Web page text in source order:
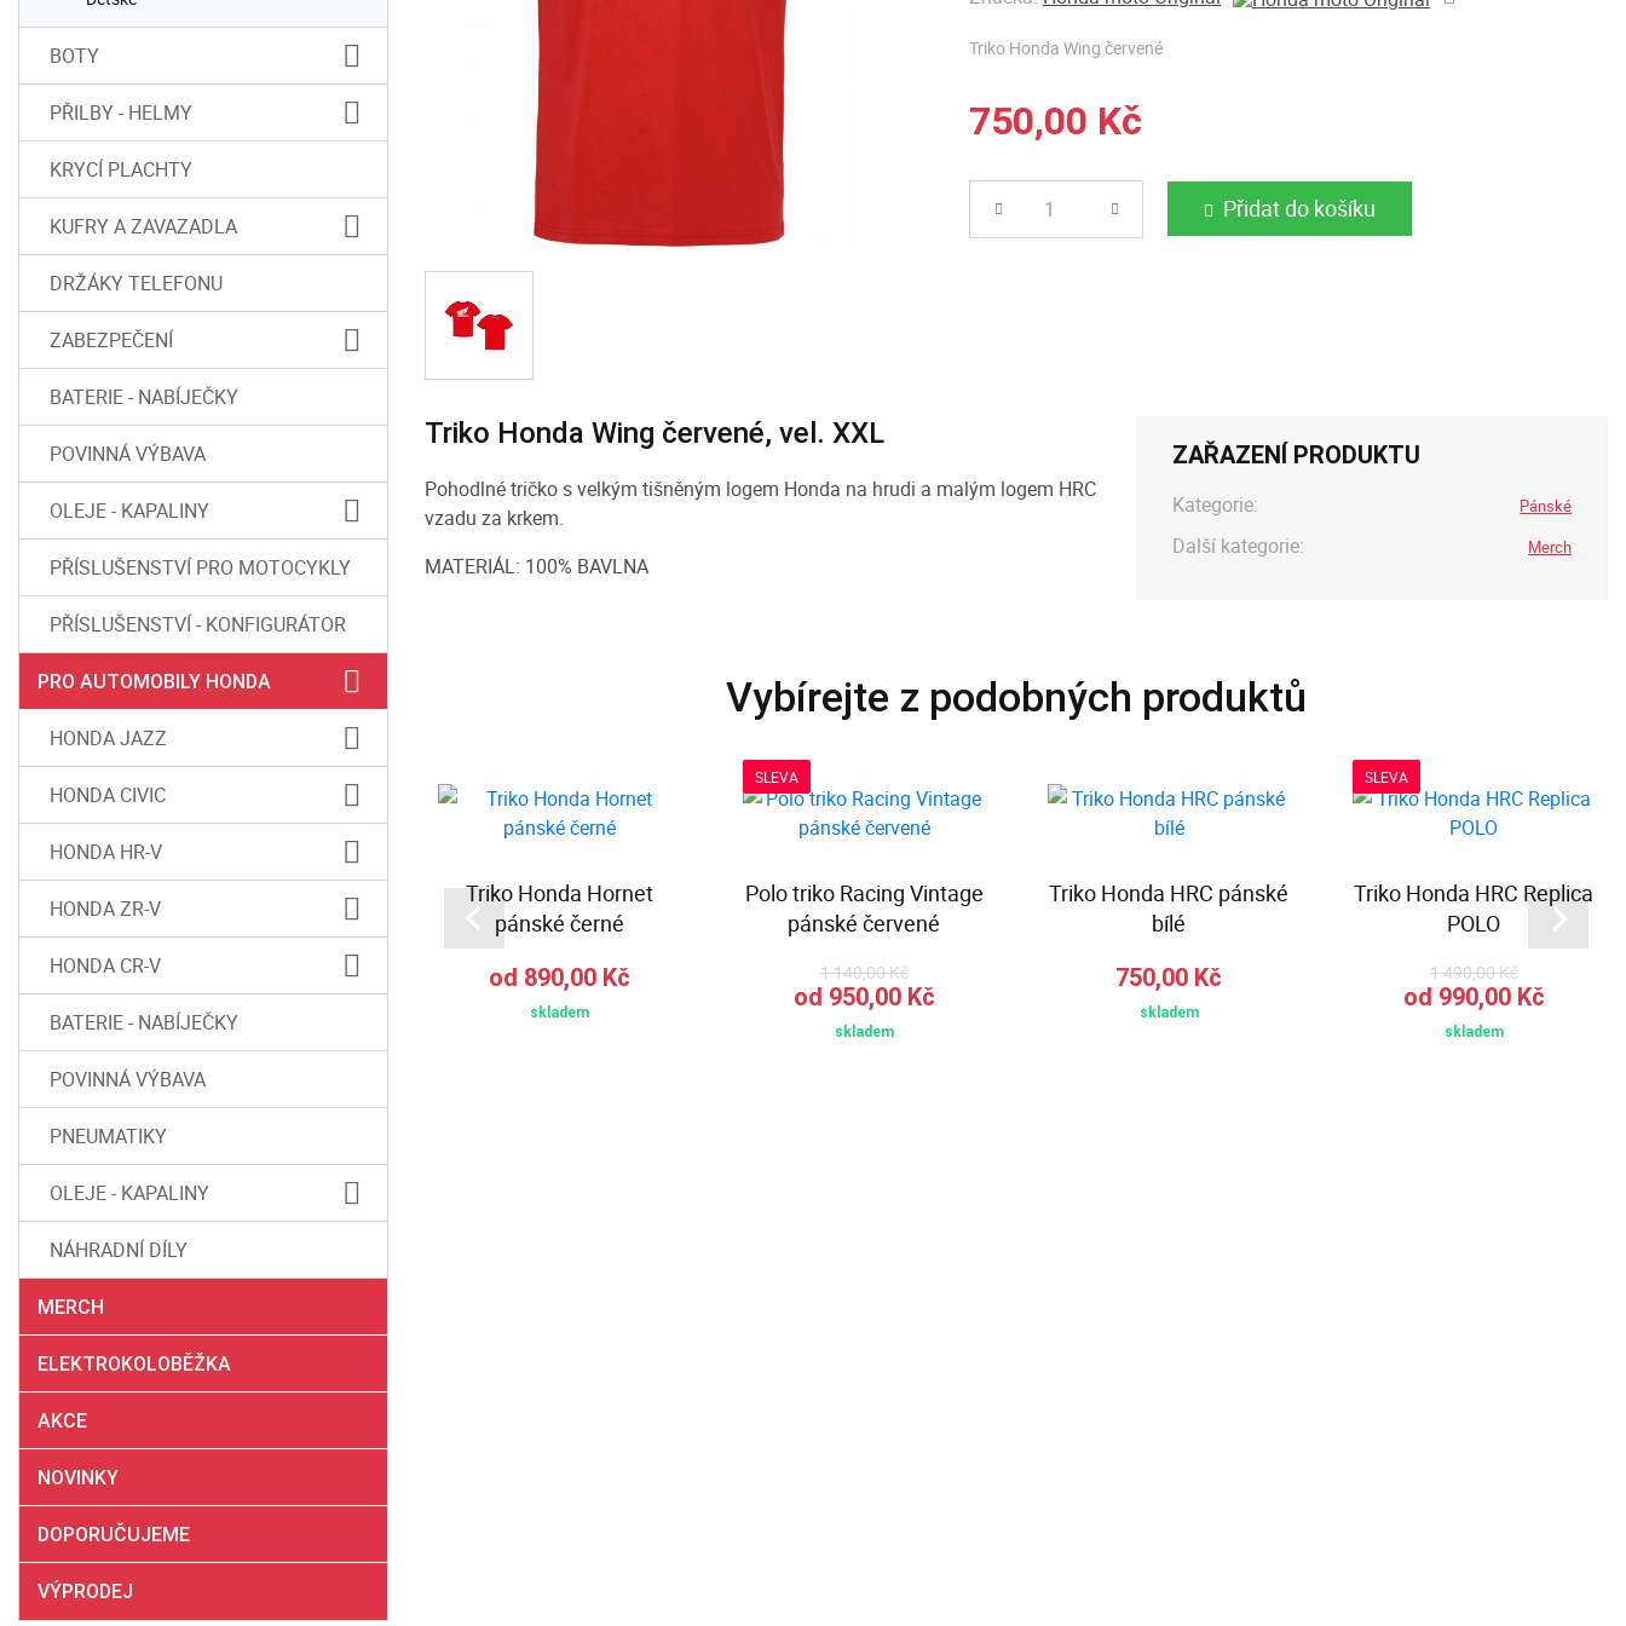
BOTY
PŘILBY - HELMY
KRYCÍ PLACHTY
KUFRY A ZAVAZADLA
DRŽÁKY TELEFONU
ZABEZPEČENÍ
BATERIE - NABÍJEČKY
POVINNÁ VÝBAVA
OLEJE - KAPALINY
PŘÍSLUŠENSTVÍ PRO MOTOCYKLY
PŘÍSLUŠENSTVÍ - KONFIGURÁTOR
PRO AUTOMOBILY HONDA
HONDA JAZZ
HONDA CIVIC
HONDA HR-V
HONDA ZR-V
HONDA CR-V
BATERIE - NABÍJEČKY
POVINNÁ VÝBAVA
PNEUMATIKY
OLEJE - KAPALINY
NÁHRADNÍ DÍLY
MERCH
ELEKTROKOLOBĚŽKA
AKCE
NOVINKY
DOPORUČUJEME
VÝPRODEJ
Triko Honda Wing červené
750,00 Kč
Počet Přidat do košíku
Triko Honda Wing červené, vel. XXL
Pohodlné tričko s velkým tišněným logem Honda na hrudi a malým logem HRC
vzadu za krkem.
MATERIÁL: 100% BAVLNA
ZAŘAZENÍ PRODUKTU
Kategorie: Pánské
Další kategorie: Merch
Vybírejte z podobných produktů
Mikina s kapucí Custom
skladem
Triko Honda Hornet
pánské černé
od 890,00 Kč
skladem
SLEVA
Polo triko Racing Vintage
pánské červené
1 140,00 Kč
od 950,00 Kč
skladem
Triko Honda HRC pánské
bílé
750,00 Kč
skladem
SLEVA
Triko Honda HRC Replica
POLO
1 490,00 Kč
od 990,00 Kč
skladem